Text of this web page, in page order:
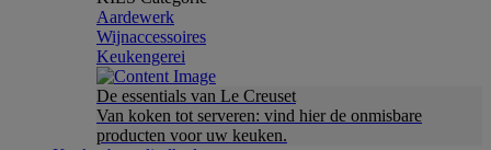
Aardewerk
Wijnaccessoires
Keukengerei
De essentials van Le Creuset
Van koken tot serveren: vind hier de onmisbare
producten voor uw keuken.